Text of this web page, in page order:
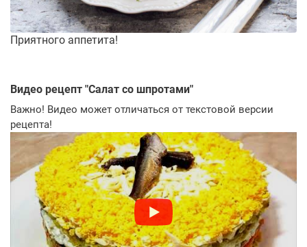
Приятного аппетита!
Видео рецепт "Салат со шпротами"
Важно! Видео может отличаться от текстовой версии
рецепта!